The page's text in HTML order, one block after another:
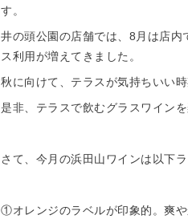
す。
井の頭公園の店舗では、8月は店
ス利用が増えてきました。
秋に向けて、テラスが気持ちいい時
是非、テラスで飲むグラスワイン
さて、今月の浜田山ワインは以下ラ
①オレンジのラベルが印象的。爽